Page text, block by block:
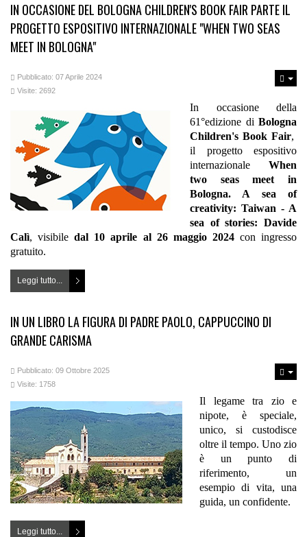
IN OCCASIONE DEL BOLOGNA CHILDREN'S BOOK FAIR PARTE IL
PROGETTO ESPOSITIVO INTERNAZIONALE "WHEN TWO SEAS
MEET IN BOLOGNA"
Pubblicato: 07 Aprile 2024
Visite: 2692
In occasione della
61°edizione di Bologna
Children's Book Fair,
il progetto espositivo
internazionale When
two seas meet in
Bologna. A sea of
creativity: Taiwan - A
sea of stories: Davide
Calì, visibiledal 10 aprile al 26 maggio 2024con ingresso
gratuito.
Leggi tutto...
IN UN LIBRO LA FIGURA DI PADRE PAOLO, CAPPUCCINO DI
GRANDE CARISMA
Pubblicato: 09 Ottobre 2025
Visite: 1758
Il legame tra zio e
nipote, è speciale,
unico, si custodisce
oltre il tempo. Uno zio
è un punto di
riferimento, un
esempio di vita, una
guida, un confidente.
Leggi tutto...